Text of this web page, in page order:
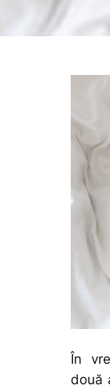
În
două